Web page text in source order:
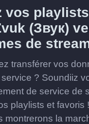
vos
(Звук)
de
transférer vos
? Soundiiz
de service de
playlists et favoris
montrerons la